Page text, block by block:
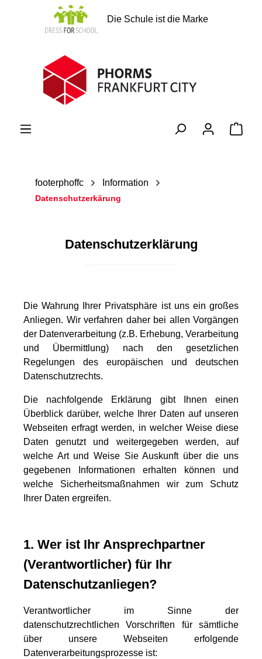
springen
Die Schule ist die Marke
footerphoffc Information
Datenschutzerkärung
Datenschutzerklärung
Die Wahrung Ihrer Privatsphäre ist uns ein großes
Anliegen. Wir verfahren daher bei allen Vorgängen
der Datenverarbeitung (z.B. Erhebung, Verarbeitung
und Übermittlung) nach den gesetzlichen
Regelungen des europäischen und deutschen
Datenschutzrechts.
Die nachfolgende Erklärung gibt Ihnen einen
Überblick darüber, welche Ihrer Daten auf unseren
Webseiten erfragt werden, in welcher Weise diese
Daten genutzt und weitergegeben werden, auf
welche Art und Weise Sie Auskunft über die uns
gegebenen Informationen erhalten können und
welche Sicherheitsmaßnahmen wir zum Schutz
Ihrer Daten ergreifen.
1. Wer ist Ihr Ansprechpartner
(Verantwortlicher) für Ihr
Datenschutzanliegen?
Verantwortlicher im Sinne der
datenschutzrechtlichen Vorschriften für sämtliche
über unsere Webseiten erfolgende
Datenverarbeitungsprozesse ist: